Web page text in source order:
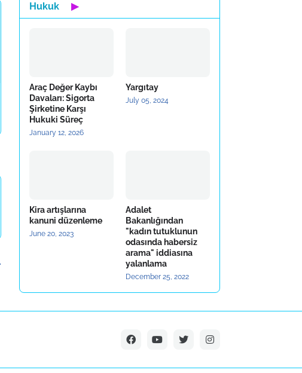
Hukuk ▶
Araç Değer Kaybı
Davaları: Sigorta
Şirketine Karşı
Hukuki Süreç
January 12, 2026
Yargıtay
July 05, 2024
Kira artışlarına
kanuni düzenleme
June 20, 2023
Adalet
Bakanlığından
"kadın tutuklunun
odasında habersiz
arama" iddiasına
yalanlama
December 25, 2022
Abone Ol